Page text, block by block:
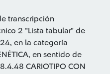
transcripción
2 "Lista tabular" de
en la categoría
en sentido de
CARIOTIPO CON